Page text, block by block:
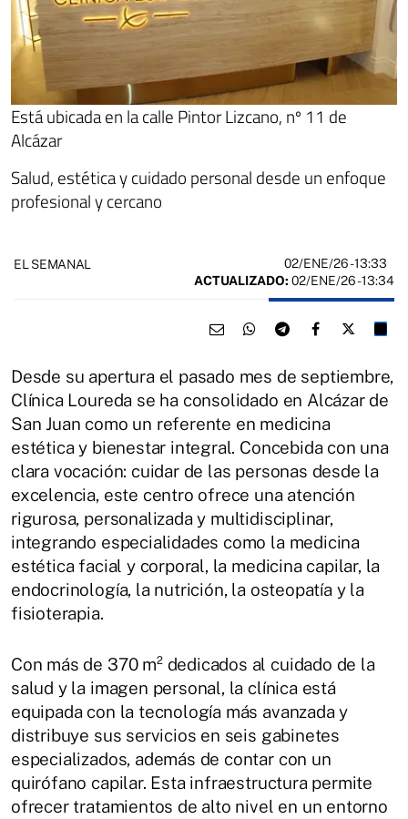
Está ubicada en la calle Pintor Lizcano, nº 11 de
Alcázar
Salud, estética y cuidado personal desde un enfoque
profesional y cercano
EL SEMANAL 02/ENE/26- 13:33
ACTUALIZADO: 02/ENE/26 - 13:34
Desde su apertura el pasado mes de septiembre,
Clínica Loureda se ha consolidado en Alcázar de
San Juan como un referente en medicina
estética y bienestar integral. Concebida con una
clara vocación: cuidar de las personas desde la
excelencia, este centro ofrece una atención
rigurosa, personalizada y multidisciplinar,
integrando especialidades como la medicina
estética facial y corporal, la medicina capilar, la
endocrinología, la nutrición, la osteopatía y la
fisioterapia.
Con más de 370 m² dedicados al cuidado de la
salud y la imagen personal, la clínica está
equipada con la tecnología más avanzada y
distribuye sus servicios en seis gabinetes
especializados, además de contar con un
quirófano capilar. Esta infraestructura permite
ofrecer tratamientos de alto nivel en un entorno